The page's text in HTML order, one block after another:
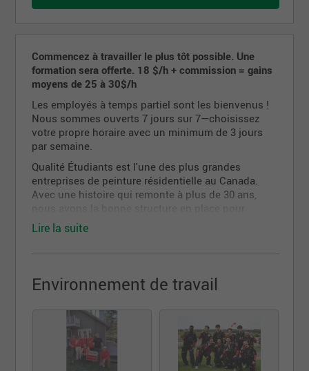
Commencez à travailler le plus tôt possible. Une
formation sera offerte. 18 $/h + commission = gains
moyens de 25 à 30$/h
Les employés à temps partiel sont les bienvenus !
Nous sommes ouverts 7 jours sur 7—choisissez
votre propre horaire avec un minimum de 3 jours
par semaine.
Qualité Étudiants est l'une des plus grandes
entreprises de peinture résidentielle au Canada.
Avec une histoire qui remonte à plus de 30 ans,
soutenir notre main-d'œuvre.
« juste un emploi » que nous proposons mais aussi
Nous recherchons actuellement des représentants
Une formation sera dispensée, aucune expérience
préalable n'est donc requise. Si vous travaillez dur
et que vous êtes capable d'assumer plus de
responsabilités de leadership, nous aurons d'autres
plans pour vous -
la croissance de carrière !
Lire la suite
Environnement de travail